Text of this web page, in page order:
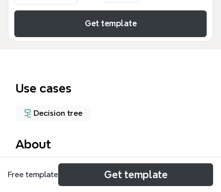
Get template
Use cases
Decision tree
About
Læringsportalen - alternativer er en
beslutningsstøtte-mindmap for team som vurderer
Free template Get template